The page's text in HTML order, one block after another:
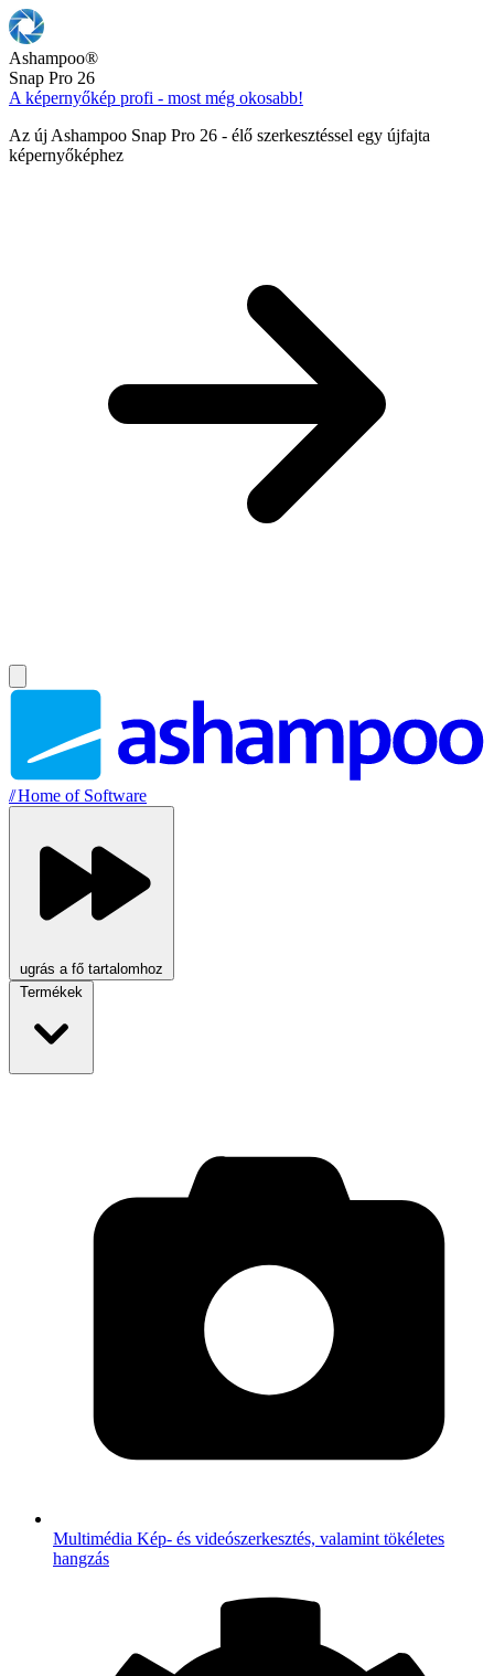
Ashampoo®
Snap Pro 26
A képernyőkép profi - most még okosabb!
Az új Ashampoo Snap Pro 26 - élő szerkesztéssel egy újfajta
képernyőképhez
//Home of Software
ugrás a fő tartalomhoz
Termékek
Multimédia Kép- és videószerkesztés, valamint tökéletes
hangzás